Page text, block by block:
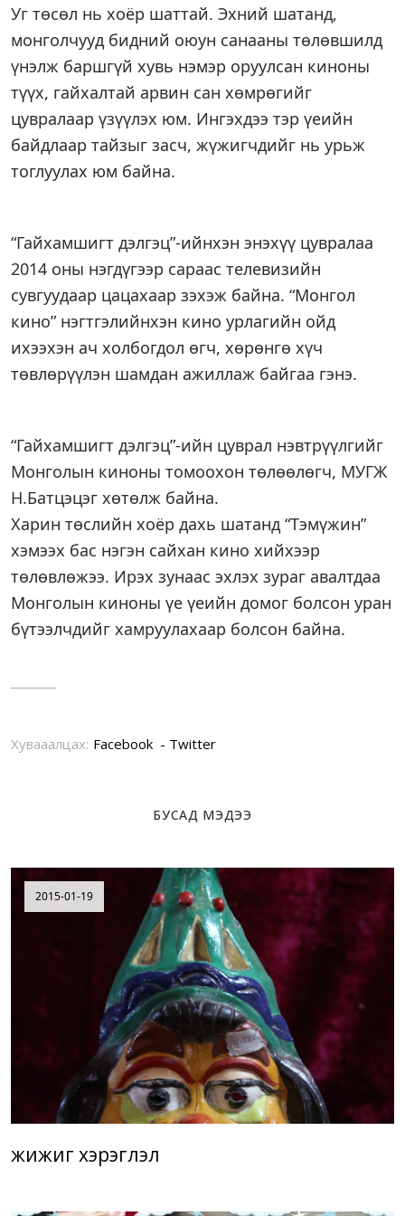
Уг төсөл нь хоёр шаттай. Эхний шатанд,
монголчууд бидний оюун санааны төлөвшилд
үнэлж баршгүй хувь нэмэр оруулсан киноны
түүх, гайхалтай арвин сан хөмрөгийг
цувралаар үзүүлэх юм. Ингэхдээ тэр үеийн
байдлаар тайзыг засч, жүжигчдийг нь урьж
тоглуулах юм байна.
“Гайхамшигт дэлгэц”-ийнхэн энэхүү цувралаа
2014 оны нэгдүгээр сараас телевизийн
сувгуудаар цацахаар зэхэж байна. “Монгол
кино” нэгтгэлийнхэн кино урлагийн ойд
ихээхэн ач холбогдол өгч, хөрөнгө хүч
төвлөрүүлэн шамдан ажиллаж байгаа гэнэ.
“Гайхамшигт дэлгэц”-ийн цуврал нэвтрүүлгийг
Монголын киноны томоохон төлөөлөгч, МУГЖ
Н.Батцэцэг хөтөлж байна.
Харин төслийн хоёр дахь шатанд “Тэмүжин”
хэмээх бас нэгэн сайхан кино хийхээр
төлөвлөжээ. Ирэх зунаас эхлэх зураг авалтдаа
Монголын киноны үе үеийн домог болсон уран
бүтээлчдийг хамруулахаар болсон байна.
Хувааалцах: Facebook Twitter
БУСАД МЭДЭЭ
2015-01-19
жижиг хэрэглэл